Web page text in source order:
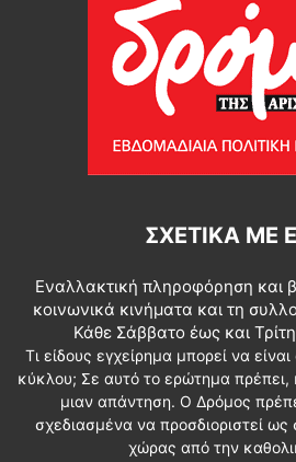
ΣΧΕΤΙΚΆ ΜΕ
Εναλλακτική πληροφόρηση και
κοινωνικά κινήματα και τη
Κάθε Σάββατο έως και
Τι είδους εγχείρημα μπορεί να
κύκλου; Σε αυτό το ερώτημα
μιαν απάντηση. Ο Δρόμος
σχεδιασμένα να προσδιοριστεί ως
χώρας από την